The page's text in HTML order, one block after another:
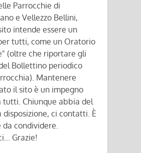
Parrocchie di
e Vellezzo Bellini,
intende essere un
tutti, come un Oratorio
(oltre che riportare gli
Bollettino periodico
Mantenere
il sito è un impegno
tutti. Chiunque abbia del
disposizione, ci contatti. È
da condividere.
Grazie!